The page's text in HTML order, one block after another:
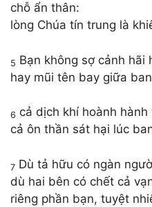
chỗ ẩn thân:
lòng Chúa tín trung là
5 Bạn không sợ cảnh hãi
hay mũi tên bay giữa
6 cả dịch khí hoành
cả ôn thần sát hại lúc
7 Dù tả hữu có ngàn
dù hai bên có chết cả
riêng phần bạn, tuyệt